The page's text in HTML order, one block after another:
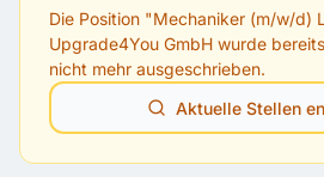
Die Position "Mechaniker (m/w/d)
Upgrade4You GmbH wurde
nicht mehr ausgeschrieben.
Aktuelle Stellen